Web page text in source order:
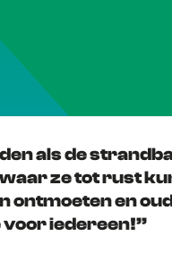
als de
ze tot rust
ontmoeten en
voor iedereen!’’